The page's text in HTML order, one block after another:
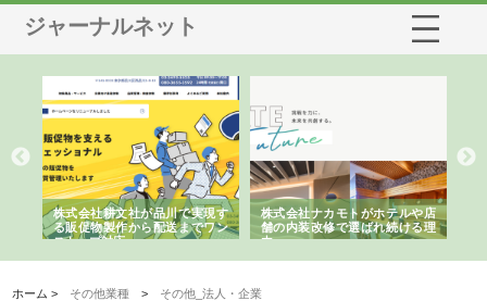
ジャーナルネット
株式会社耕文社が品川で実現す
る販促物製作から配送までワン
ストップ対応
株式会社ナカモトがホテルや店
舗の内装改修で選ばれ続ける理
由
ホーム > その他業種 > その他_法人・企業